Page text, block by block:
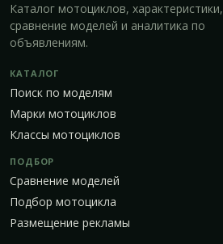
Каталог мотоциклов, характеристики,
сравнение моделей и аналитика по
объявлениям.
КАТАЛОГ
Поиск по моделям
Марки мотоциклов
Классы мотоциклов
ПОДБОР
Сравнение моделей
Подбор мотоцикла
Размещение рекламы